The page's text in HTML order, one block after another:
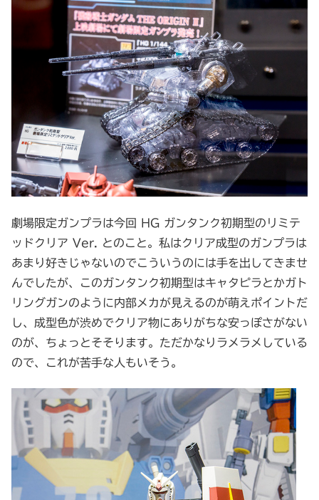
劇場限定ガンプラは今回 HG ガンタンク初期型のリミテ
ッドクリア Ver. とのこと。私はクリア成型のガンプラは
あまり好きじゃないのでこういうのには手を出してきませ
んでしたが、このガンタンク初期型はキャタピラとかガト
リングガンのように内部メカが見えるのが萌えポイントだ
し、成型色が渋めでクリア物にありがちな安っぽさがない
のが、ちょっとそそります。ただかなりラメラメしている
ので、これが苦手な人もいそう。